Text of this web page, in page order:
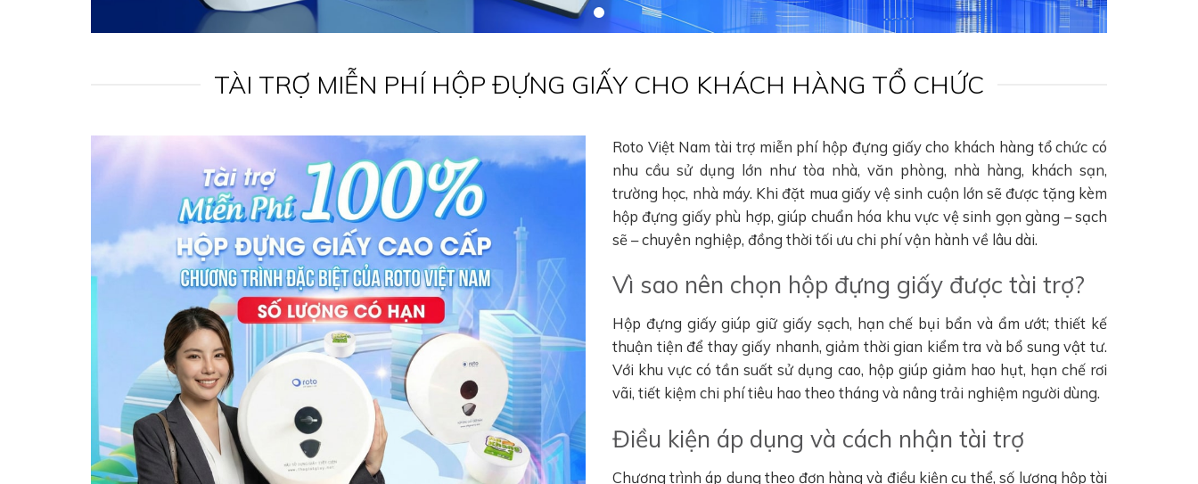
TÀI TRỢ MIỄN PHÍ HỘP ĐỰNG GIẤY CHO KHÁCH HÀNG TỔ CHỨC
Roto Việt Nam tài trợ miễn phí hộp đựng giấy cho khách hàng tổ chức có
nhu cầu sử dụng lớn như tòa nhà, văn phòng, nhà hàng, khách sạn,
trường học, nhà máy. Khi đặt mua giấy vệ sinh cuộn lớn sẽ được tặng kèm
hộp đựng giấy phù hợp, giúp chuẩn hóa khu vực vệ sinh gọn gàng – sạch
sẽ – chuyên nghiệp, đồng thời tối ưu chi phí vận hành về lâu dài.
Vì sao nên chọn hộp đựng giấy được tài trợ?
Hộp đựng giấy giúp giữ giấy sạch, hạn chế bụi bẩn và ẩm ướt; thiết kế
thuận tiện để thay giấy nhanh, giảm thời gian kiểm tra và bổ sung vật tư.
Với khu vực có tần suất sử dụng cao, hộp giúp giảm hao hụt, hạn chế rơi
vãi, tiết kiệm chi phí tiêu hao theo tháng và nâng trải nghiệm người dùng.
Điều kiện áp dụng và cách nhận tài trợ
Chương trình áp dụng theo đơn hàng và điều kiện cụ thể, số lượng hộp tài